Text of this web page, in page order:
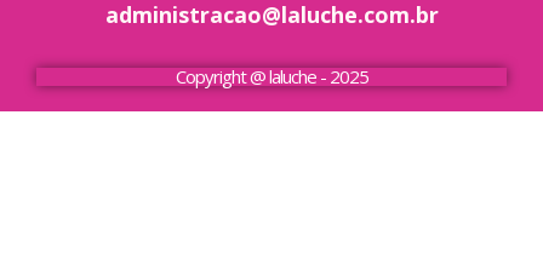
administracao@laluche.com.br
Copyright @ laluche - 2025